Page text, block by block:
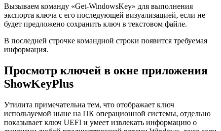
Вызываем команду «Get-WindowsKey» для выполнения
экспорта ключа с его последующей визуализацией, если не
будет предложено сохранить ключ в текстовом файле.
В последней строчке командной строки появится требуемая
информация.
Просмотр ключей в окне приложения
ShowKeyPlus
Утилита примечательна тем, что отображает ключ
используемой ныне на ПК операционной системы, отдельно
показывает ключ UEFI и умеет извлекать информацию о